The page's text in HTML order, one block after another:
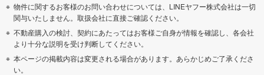
物件に関するお客様のお問い合わせについては、LINEヤフー株式会社は一切
関与いたしません。取扱会社に直接ご確認ください。
不動産購入の検討、契約にあたってはお客様ご自身が情報を確認し、各会社
より十分な説明を受け判断してください。
本ページの掲載内容は変更される場合があります。あらかじめご了承くださ
い。